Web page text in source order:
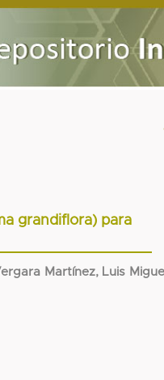
grandiflora) para
Martínez, Luis